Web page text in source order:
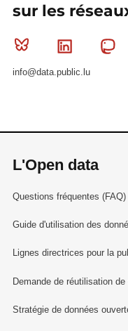
sur les
Bluesky Linkedin
info@data.public.lu
L'Open data
Questions fréquentes (FAQ)
Guide d'utilisation des
Lignes directrices pour la
Demande de réutilisation
Stratégie de données